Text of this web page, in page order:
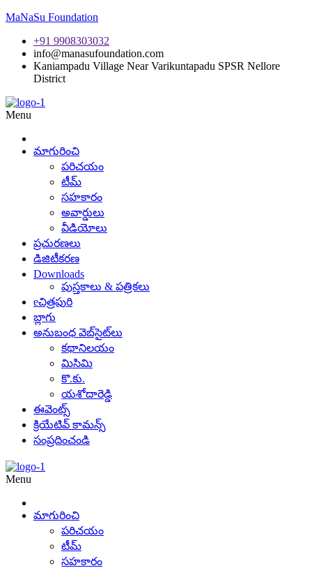
MaNaSu Foundation
+91 9908303032
info@manasufoundation.com
Kaniampadu Village Near Varikuntapadu SPSR Nellore
District
Menu
మాగురించి
పరిచయం
టీమ్
సహకారం
అవార్డులు
వీడియోలు
ప్రచురణలు
డిజిటీకరణ
Downloads
పుస్తకాలు & పత్రికలు
eచిత్రపురి
బ్లాగు
అనుబంధ వెబ్‌సైట్‌లు
కథానిలయం
మిసిమి
కొ.కు.
యశోదారెడ్డి
ఈవెంట్స్
క్రియేటివ్ కామన్స్
సంప్రదించండి
Menu
మాగురించి
పరిచయం
టీమ్
సహకారం